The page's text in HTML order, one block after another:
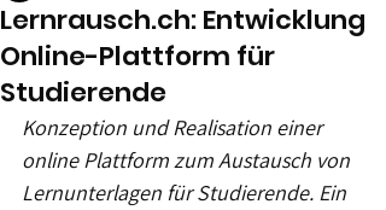
Lernrausch.ch: Entwicklung
Online-Plattform für
Studierende
Konzeption und Realisation einer
online Plattform zum Austausch von
Lernunterlagen für Studierende. Ein